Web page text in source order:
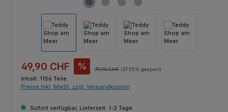
Verkaufspreis:
49,90 CHF % Regulärer Preis:
79,90 CHF (37.55% gespart)
Inhalt: 1156 Teile
Preise inkl. MwSt. zzgl. Versandkosten
Sofort verfügbar, Lieferzeit: 1-2 Tage